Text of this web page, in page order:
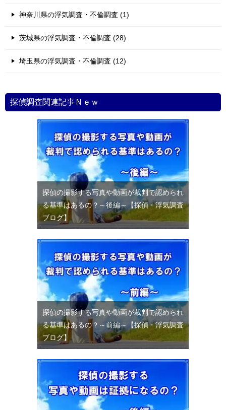
神奈川県の浮気調査・不倫調査 (1)
茨城県の浮気調査・不倫調査 (28)
埼玉県の浮気調査・不倫調査 (12)
探偵調査関連記事Ｎｅｗ
探偵の撮影する写真や動画が裁判で認められ
る基準はあるの？～後編～【探偵・浮気調査
ブログ】
探偵の撮影する写真や動画が裁判で認められ
る基準はあるの？～前編～【探偵・浮気調査
ブログ】